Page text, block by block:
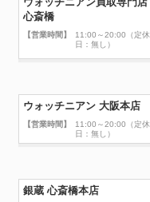
心斎橋
【営業時間】
11:00～20:00（定休
日：無し）
ウォッチニアン 大阪本店
【営業時間】
11:00～20:00（定休
日：無し）
銀蔵 心斎橋本店